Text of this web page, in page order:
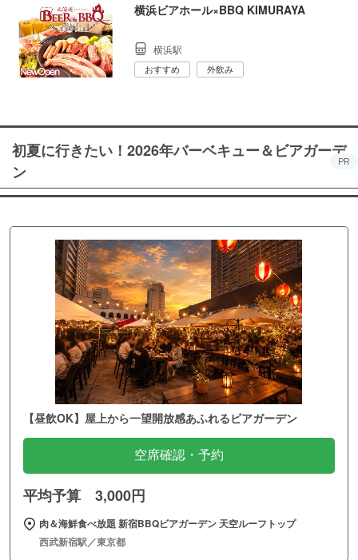
横浜ビアホール×BBQ KIMURAYA
横浜駅
おすすめ 外飲み
初夏に行きたい！2026年バーベキュー＆ビアガーデ
ン
PR
【昼飲OK】屋上から一望開放感あふれるビアガーデン
空席確認・予約
平均予算 3,000円
肉＆海鮮食べ放題 新宿BBQビアガーデン 天空ルーフトップ
西武新宿駅／東京都